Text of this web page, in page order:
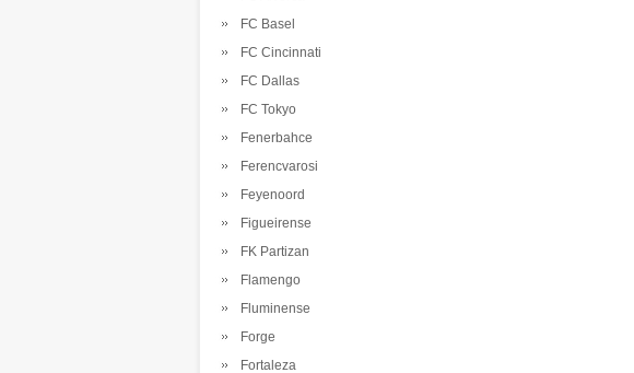
FC Basel
FC Cincinnati
FC Dallas
FC Tokyo
Fenerbahce
Ferencvarosi
Feyenoord
Figueirense
FK Partizan
Flamengo
Fluminense
Forge
Fortaleza